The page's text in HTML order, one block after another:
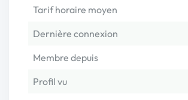
Tarif horaire moyen
Dernière connexion
Membre depuis
Profil vu